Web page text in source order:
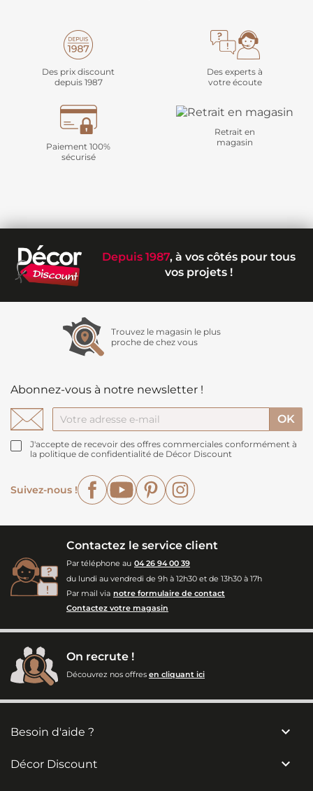
Des prix discount
depuis 1987
Des experts à
votre écoute
Paiement 100%
sécurisé
Retrait en
magasin
Depuis 1987, à vos côtés pour tous
vos projets !
Trouvez le magasin le plus
proche de chez vous
Abonnez-vous à notre newsletter !
J'accepte de recevoir des offres commerciales conformément à
la politique de confidentialité de Décor Discount
Suivez-nous !
FacebookYouTubePinterest
Contactez le service client
Par téléphone au 04 26 94 00 39
du lundi au vendredi de 9h à 12h30 et de 13h30 à 17h
Par mail via notre formulaire de contact
Contactez votre magasin
On recrute !
Découvrez nos offres en cliquant ici
Besoin d'aide ? 
Décor Discount 